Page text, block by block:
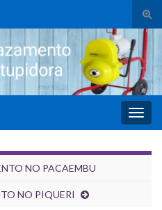
de
NO PACAEMBU
NO PIQUERI